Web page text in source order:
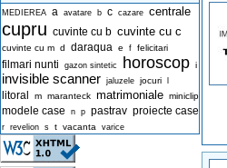
MEDIEREA a avatare b c cazare centrale
cupru cuvinte cu b cuvinte cu c
cuvinte cu m d daraqua e f felicitari
filmari nunti gazon sintetic horoscop i
invisible scanner jaluzele jocuri
litoral m maranteck matrimoniale miniclip
modele case n p pastrav proiecte case
r revelion s t vacanta varice